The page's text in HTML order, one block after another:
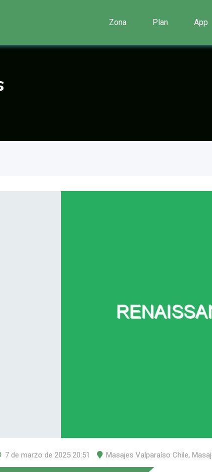
Zona Plan App
7 de marzo de 2025 20:51 Masajes Valparaíso Chile,